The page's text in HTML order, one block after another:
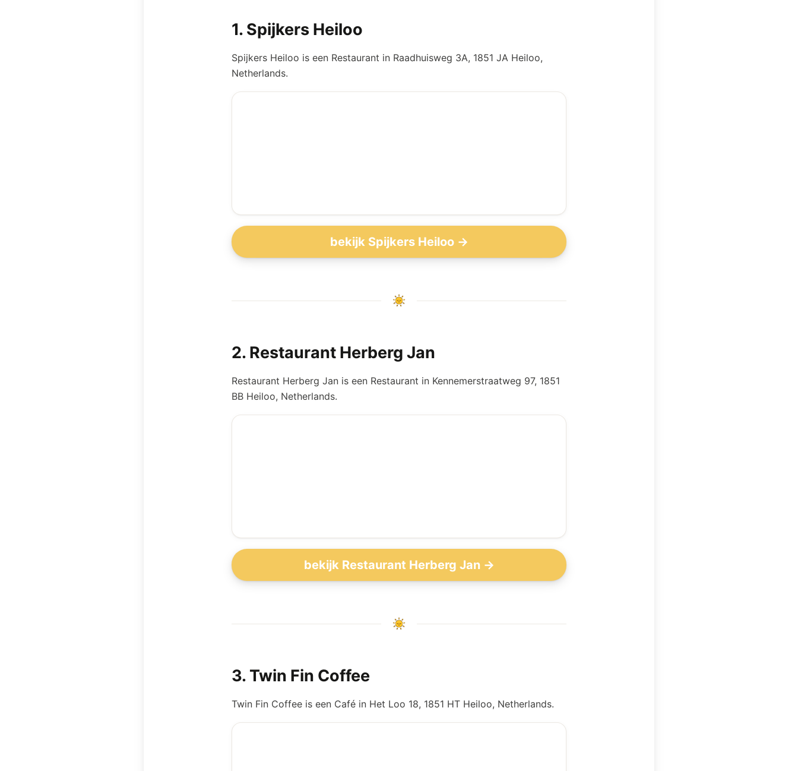
1. Spijkers Heiloo
Spijkers Heiloo is een Restaurant in Raadhuisweg 3A, 1851 JA Heiloo,
Netherlands.
bekijk Spijkers Heiloo →
2. Restaurant Herberg Jan
Restaurant Herberg Jan is een Restaurant in Kennemerstraatweg 97, 1851
BB Heiloo, Netherlands.
bekijk Restaurant Herberg Jan →
3. Twin Fin Coffee
Twin Fin Coffee is een Café in Het Loo 18, 1851 HT Heiloo, Netherlands.